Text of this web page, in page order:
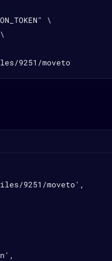
\
9251/moveto
9251/moveto',